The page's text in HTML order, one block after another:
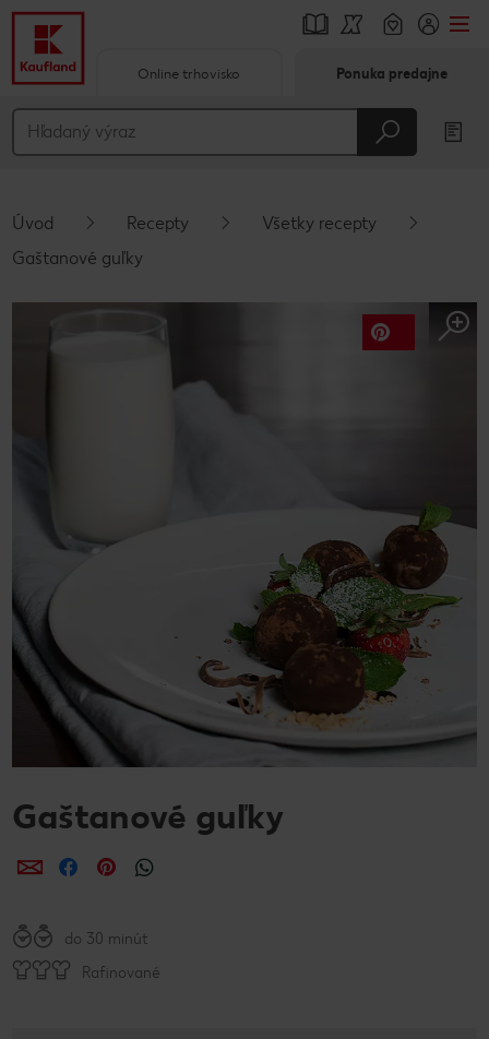
Hlavný obsah
Vyskakovací bočný panel
Online trhovisko Ponuka predajne
Úvod Recepty
Všetky recepty
Gaštanové guľky
Gaštanové guľky
ZdieľaťZdieľaťZdieľať
do 30 minút
Rafinované